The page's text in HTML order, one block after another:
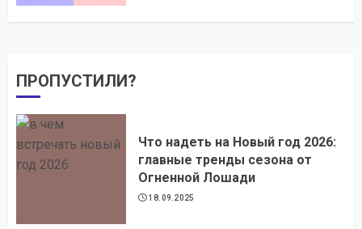
ПРОПУСТИЛИ?
Что надеть на Новый год 2026:
главные тренды сезона от
Огненной Лошади
18.09.2025